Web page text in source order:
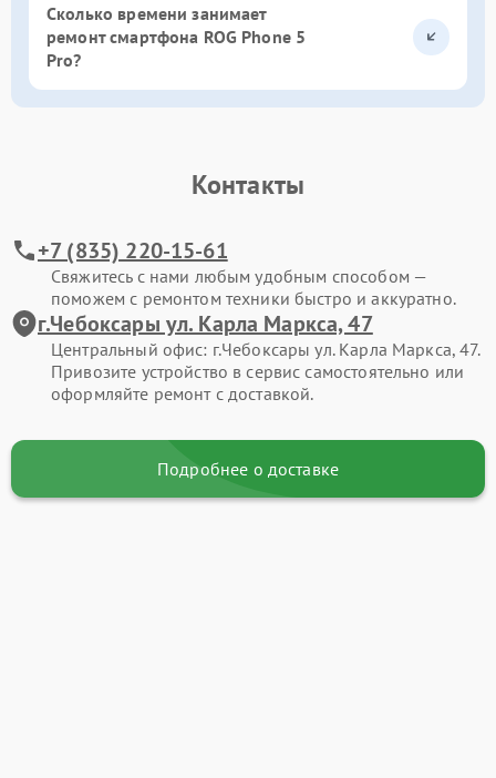
Сколько времени занимает
ремонт смартфона ROG Phone 5
Pro?
Контакты
+7 (835) 220-15-61
Свяжитесь с нами любым удобным способом —
поможем с ремонтом техники быстро и аккуратно.
г.Чебоксары ул. Карла Маркса, 47
Центральный офис: г.Чебоксары ул. Карла Маркса, 47.
Привозите устройство в сервис самостоятельно или
оформляйте ремонт с доставкой.
Подробнее о доставке